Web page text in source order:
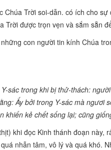
Chúa Trời soi-dẫn. có ích cho
Trời được trọn vẹn và sắm sẵn
con người tin kính Chúa
sác trong khi bị thử-thách:
Ấy bởi trong Y-sác mà
khiến kẻ chết sống lại; cũng
khi đọc Kinh thánh đoạn
nhẫn tâm, vô lý và quá khó.